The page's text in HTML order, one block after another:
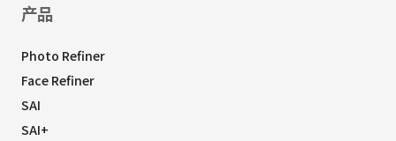
产品
Photo Refiner
Face Refiner
SAI
SAI+